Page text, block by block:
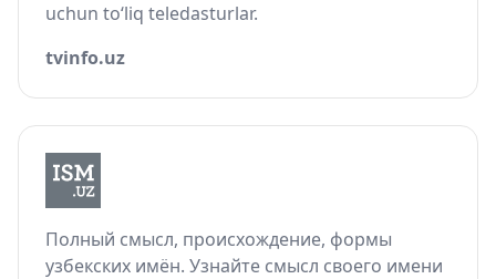
uchun to‘liq teledasturlar.
tvinfo.uz
Полный смысл, происхождение, формы
узбекских имён. Узнайте смысл своего имени